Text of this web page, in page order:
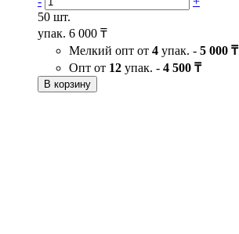
50 шт.
упак. 6 000 ₸
Мелкий опт от 4 упак. - 5 000 ₸
Опт от 12 упак. - 4 500 ₸
В корзину